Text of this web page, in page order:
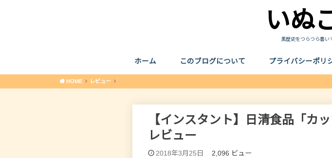
いぬ
黒歴史をつらつら書い
ホーム このブログについて プライバシーポリ
HOME レビュー
【インスタント】日清食品「カ
レビュー
2018年3月25日 2,096 ビュー